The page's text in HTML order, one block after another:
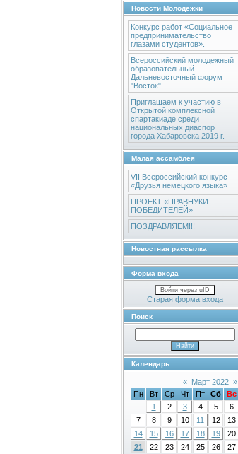
Новости Молодёжки
Конкурс работ «Социальное
предпринимательство
глазами студентов».
Всероссийский молодежный
образовательный
Дальневосточный форум
"Восток"
Приглашаем к участию в
Открытой комплексной
спартакиаде среди
национальных диаспор
города Хабаровска 2019 г.
Малая ассамблея
VII Всероссийский конкурс
«Друзья немецкого языка»
ПРОЕКТ «ПРАВНУКИ
ПОБЕДИТЕЛЕЙ»
ПОЗДРАВЛЯЕМ!!!
Новостная рассылка
Форма входа
Войти через uID
Старая форма входа
Поиск
Календарь
« Март 2022 »
Пн
Вт Ср Чт Пт Сб
Вс
1
2 3 4 5
6
7
8 9 10 11 12
13
14
15 16 17 18 19
20
21
22 23 24 25 26 27